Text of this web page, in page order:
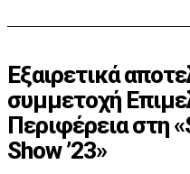
Εξαιρετικά
συμμετοχή
Περιφέρεια στη
Show ’23»